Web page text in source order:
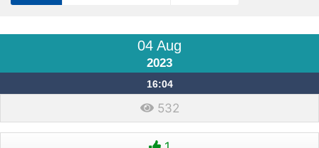
04 Aug
2023
16:04
532